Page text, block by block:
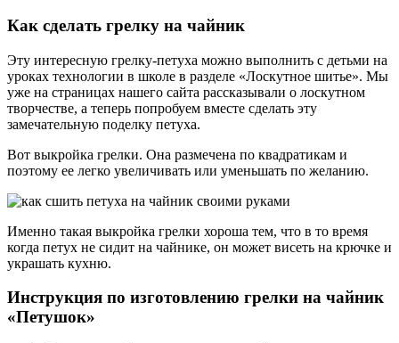
Как сделать грелку на чайник
Эту интересную грелку-петуха можно выполнить с детьми на
уроках технологии в школе в разделе «Лоскутное шитье». Мы
уже на страницах нашего сайта рассказывали о лоскутном
творчестве, а теперь попробуем вместе сделать эту
замечательную поделку петуха.
Вот выкройка грелки. Она размечена по квадратикам и
поэтому ее легко увеличивать или уменьшать по желанию.
Именно такая выкройка грелки хороша тем, что в то время
когда петух не сидит на чайнике, он может висеть на крючке и
украшать кухню.
Инструкция по изготовлению грелки на чайник
«Петушок»